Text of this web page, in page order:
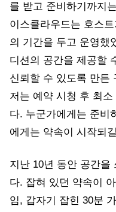
를 받고 준비하기까지
이스클라우드는 호스
의 기간을 두고 운영했
디션의 공간을 제공할
신뢰할 수 있도록 만든
저는 예약 시청 후 최
다. 누군가에게는 준비
에게는 약속이 시작되
지난 10년 동안 공간을
다. 잡혀 있던 약속이
임, 갑자기 잡힌 30분